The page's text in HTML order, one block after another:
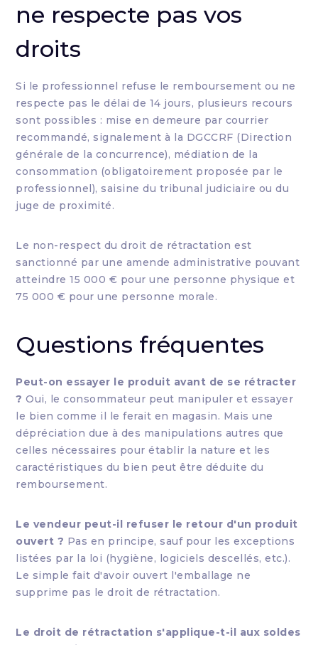
ne respecte pas vos
droits
Si le professionnel refuse le remboursement ou ne
respecte pas le délai de 14 jours, plusieurs recours
sont possibles : mise en demeure par courrier
recommandé, signalement à la DGCCRF (Direction
générale de la concurrence), médiation de la
consommation (obligatoirement proposée par le
professionnel), saisine du tribunal judiciaire ou du
juge de proximité.
Le non-respect du droit de rétractation est
sanctionné par une amende administrative pouvant
atteindre 15 000 € pour une personne physique et
75 000 € pour une personne morale.
Questions fréquentes
Peut-on essayer le produit avant de se rétracter
? Oui, le consommateur peut manipuler et essayer
le bien comme il le ferait en magasin. Mais une
dépréciation due à des manipulations autres que
celles nécessaires pour établir la nature et les
caractéristiques du bien peut être déduite du
remboursement.
Le vendeur peut-il refuser le retour d'un produit
ouvert ? Pas en principe, sauf pour les exceptions
listées par la loi (hygiène, logiciels descellés, etc.).
Le simple fait d'avoir ouvert l'emballage ne
supprime pas le droit de rétractation.
Le droit de rétractation s'applique-t-il aux soldes